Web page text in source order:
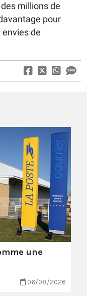
millions de
pour
de
une
06/08/2026